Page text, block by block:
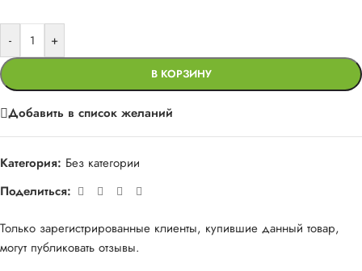
- +
В КОРЗИНУ
Добавить в список желаний
Категория: Без категории
Поделиться:
Только зарегистрированные клиенты, купившие данный товар,
могут публиковать отзывы.